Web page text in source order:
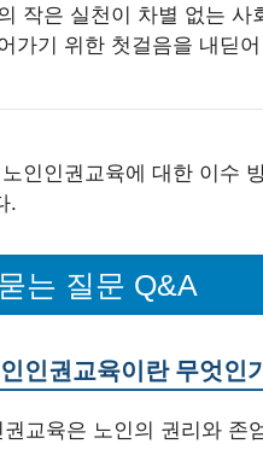
작은 실천이 차별 없는
가기 위한 첫걸음을 내딛
인인권교육에 대한 이수
.
는 질문 Q&A
인권교육이란 무엇인
권교육은 노인의 권리와 존